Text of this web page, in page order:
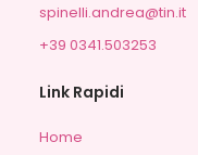
spinelli.andrea@tin.it
+39 0341.503253
Link Rapidi
Home